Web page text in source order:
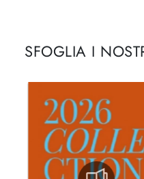
SFOGLIA I